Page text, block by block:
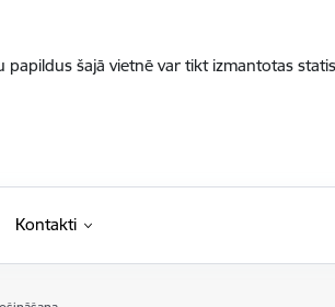
šajā vietnē var tikt izmantotas
Kontakti